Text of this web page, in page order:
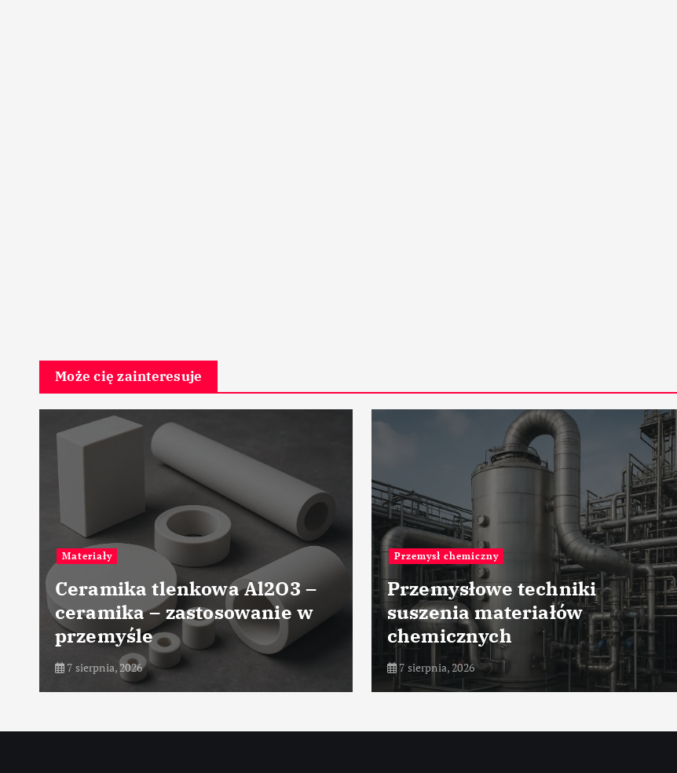
Może cię zainteresuje
–
w
Przemysł chemiczny
Przemysłowe techniki
suszenia materiałów
chemicznych
7 sierpnia, 2026
Przemysł zbrojeniowy
Rola wojsk
radiotechnicznych w
nowoczesnej obronie
7 sierpnia, 2026